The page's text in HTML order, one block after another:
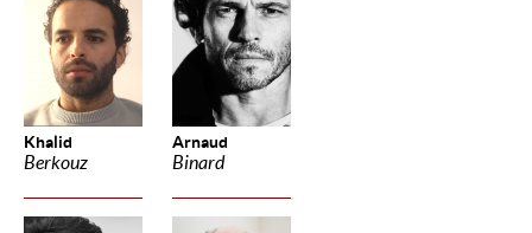
Khalid
Berkouz
Arnaud
Binard